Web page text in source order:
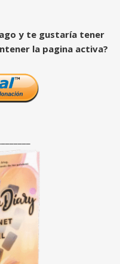
y te gustaría tener
la pagina activa?